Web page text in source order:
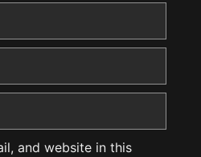
and website in this